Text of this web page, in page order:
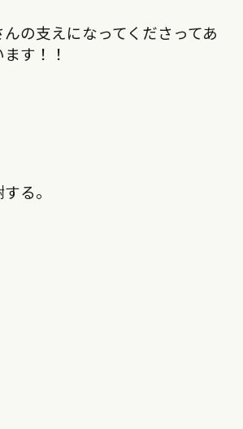
の支えになってくださってあ
す！！
る。